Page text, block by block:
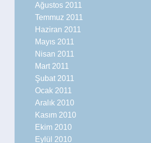
Ağustos 2011
Temmuz 2011
Haziran 2011
Mayıs 2011
Nisan 2011
Mart 2011
Şubat 2011
Ocak 2011
Aralık 2010
Kasım 2010
Ekim 2010
Eylül 2010